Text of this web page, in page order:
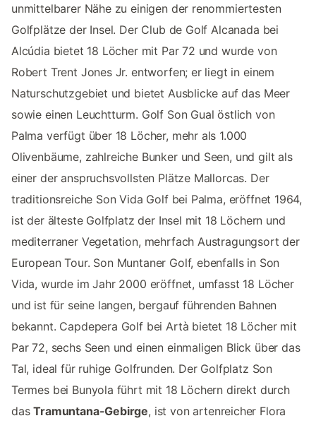
unmittelbarer Nähe zu einigen der renommiertesten
Golfplätze der Insel. Der Club de Golf Alcanada bei
Alcúdia bietet 18 Löcher mit Par 72 und wurde von
Robert Trent Jones Jr. entworfen; er liegt in einem
Naturschutzgebiet und bietet Ausblicke auf das Meer
sowie einen Leuchtturm. Golf Son Gual östlich von
Palma verfügt über 18 Löcher, mehr als 1.000
Olivenbäume, zahlreiche Bunker und Seen, und gilt als
einer der anspruchsvollsten Plätze Mallorcas. Der
traditionsreiche Son Vida Golf bei Palma, eröffnet 1964,
ist der älteste Golfplatz der Insel mit 18 Löchern und
mediterraner Vegetation, mehrfach Austragungsort der
European Tour. Son Muntaner Golf, ebenfalls in Son
Vida, wurde im Jahr 2000 eröffnet, umfasst 18 Löcher
und ist für seine langen, bergauf führenden Bahnen
bekannt. Capdepera Golf bei Artà bietet 18 Löcher mit
Par 72, sechs Seen und einen einmaligen Blick über das
Tal, ideal für ruhige Golfrunden. Der Golfplatz Son
Termes bei Bunyola führt mit 18 Löchern direkt durch
dasTramuntana-Gebirge, ist von artenreicher Flora